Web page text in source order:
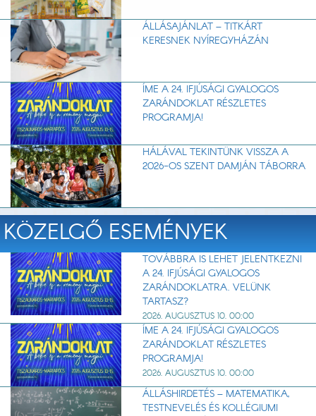
ÁLLÁSAJÁNLAT – TITKÁRT
KERESNEK NYÍREGYHÁZÁN
ÍME A 24. IFJÚSÁGI GYALOGOS
ZARÁNDOKLAT RÉSZLETES
PROGRAMJA!
HÁLÁVAL TEKINTÜNK VISSZA A
2026-OS SZENT DAMJÁN TÁBORRA
KÖZELGŐ ESEMÉNYEK
TOVÁBBRA IS LEHET JELENTKEZNI
A 24. IFJÚSÁGI GYALOGOS
ZARÁNDOKLATRA. VELÜNK
TARTASZ?
2026. AUGUSZTUS 10. 00:00
ÍME A 24. IFJÚSÁGI GYALOGOS
ZARÁNDOKLAT RÉSZLETES
PROGRAMJA!
2026. AUGUSZTUS 10. 00:00
ÁLLÁSHIRDETÉS – MATEMATIKA,
TESTNEVELÉS ÉS KOLLÉGIUMI